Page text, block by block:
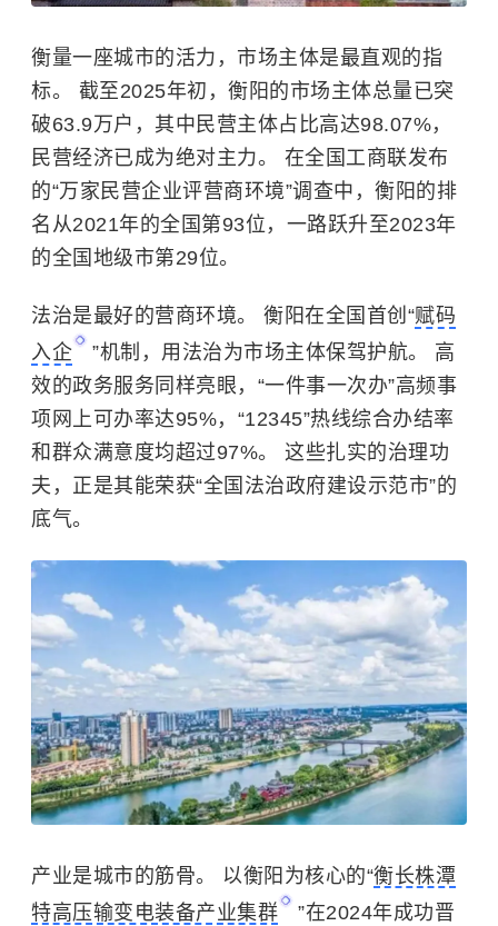
衡量一座城市的活力，市场主体是最直观的指
标。 截至2025年初，衡阳的市场主体总量已突
破63.9万户，其中民营主体占比高达98.07%，
民营经济已成为绝对主力。 在全国工商联发布
的“万家民营企业评营商环境”调查中，衡阳的排
名从2021年的全国第93位，一路跃升至2023年
的全国地级市第29位。
法治是最好的营商环境。 衡阳在全国首创“赋码
入企
”机制，用法治为市场主体保驾护航。 高
效的政务服务同样亮眼，“一件事一次办”高频事
项网上可办率达95%，“12345”热线综合办结率
和群众满意度均超过97%。 这些扎实的治理功
夫，正是其能荣获“全国法治政府建设示范市”的
底气。
产业是城市的筋骨。 以衡阳为核心的“衡长株潭
特高压输变电装备产业集群
”在2024年成功晋